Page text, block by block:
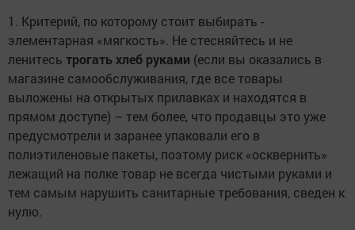
1. Критерий, по которому стоит выбирать -
элементарная «мягкость». Не стесняйтесь и не
ленитесь трогать хлеб руками (если вы оказались в
магазине самообслуживания, где все товары
выложены на открытых прилавках и находятся в
прямом доступе) – тем более, что продавцы это уже
предусмотрели и заранее упаковали его в
полиэтиленовые пакеты, поэтому риск «осквернить»
лежащий на полке товар не всегда чистыми руками и
тем самым нарушить санитарные требования, сведен к
нулю.